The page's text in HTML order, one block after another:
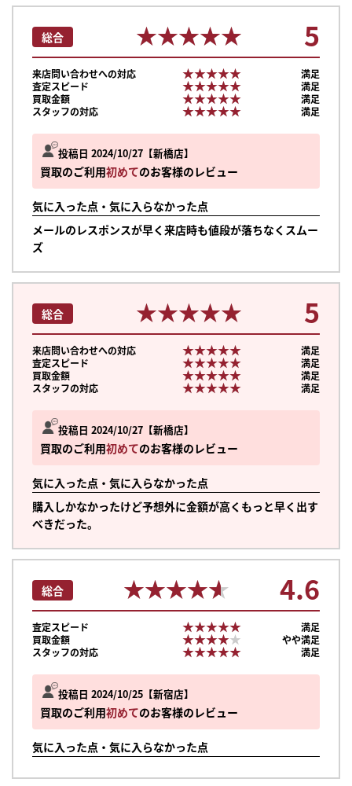
投稿日 2024/10/27 新橋店
買取のご利用初めてのお客様のレビュー
気に入った点・気に入らなかった点
メールのレスポンスが早く来店時も値段が落ちなくスムー
ズ
総合 ★★★★★
★★★★★ 5
来店問い合わせへの対応 ★★★★★
★★★★★
満足
査定スピード
★★★★★
★★★★★
満足
買取金額
★★★★★
★★★★★
満足
スタッフの対応
★★★★★
★★★★★ 満足
投稿日 2024/10/27 新橋店
買取のご利用初めてのお客様のレビュー
気に入った点・気に入らなかった点
購入しかなかったけど予想外に金額が高くもっと早く出す
べきだった。
総合 ★★★★★
★★★★★ 5
来店問い合わせへの対応 ★★★★★
★★★★★
満足
査定スピード
★★★★★
★★★★★
満足
買取金額
★★★★★
★★★★★
満足
スタッフの対応
★★★★★
★★★★★ 満足
投稿日 2024/10/25 新宿店
買取のご利用初めてのお客様のレビュー
気に入った点・気に入らなかった点
総合 ★★★★★
★★★★★ 4.6
査定スピード ★★★★★
★★★★★
満足
買取金額
★★★★★
★★★★★
やや満足
スタッフの対応
★★★★★
★★★★★ 満足
まずは